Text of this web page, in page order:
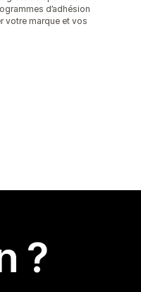
d’adhésion
votre marque et vos
?